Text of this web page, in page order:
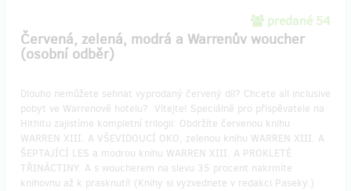
predané 54
Červená, zelená, modrá a Warrenův woucher
(osobní odběr)
Dlouho nemůžete sehnat vyprodaný červený díl? Chcete all inclusive
pobyt ve Warrenově hotelu? Vítejte! Speciálně pro přispěvatele na
Hithitu zajistíme kompletní trilogii: Obdržíte červenou knihu
WARREN XIII. A VŠEVIDOUCÍ OKO, zelenou knihu WARREN XIII. A
ŠEPTAJÍCÍ LES a modrou knihu WARREN XIII. A PROKLETÉ
TŘINÁCTINY. A s woucherem na slevu 35 procent nakrmíte
knihovnu až k prasknutí! (Knihy si vyzvednete v redakci Paseky.)